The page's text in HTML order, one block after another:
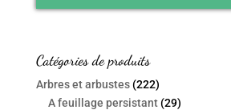
Catégories de produits
Arbres et arbustes (222)
A feuillage persistant (29)